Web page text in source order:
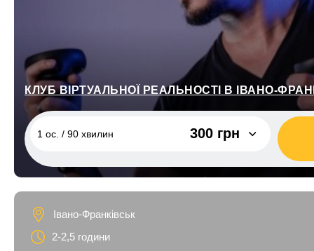
КЛУБ ВІРТУАЛЬНОЇ РЕАЛЬНОСТІ В ІВАНО-
1 ос. / 90 хвилин 300 грн
1 ос. / 90 хвилин
3 ос. / 90 хвилин
Івано-Франківськ
2-2,5 години